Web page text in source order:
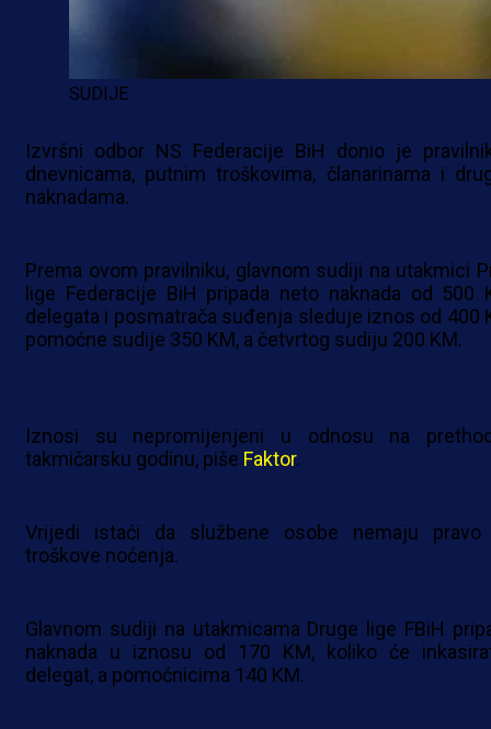
SUDIJE
Izvršni odbor NS Federacije BiH donio je
dnevnicama, putnim troškovima, članarinama i
naknadama.
Prema ovom pravilniku, glavnom sudiji na utakmici
lige Federacije BiH pripada neto naknada od 500
delegata i posmatrača suđenja sleduje iznos od 400
pomoćne sudije 350 KM, a četvrtog sudiju 200 KM.
Iznosi su nepromijenjeni u odnosu na
takmičarsku godinu, piše Faktor.
Vrijedi istaći da službene osobe nemaju pravo
troškove noćenja.
Glavnom sudiji na utakmicama Druge lige FBiH
naknada u iznosu od 170 KM, koliko će
delegat, a pomoćnicima 140 KM.